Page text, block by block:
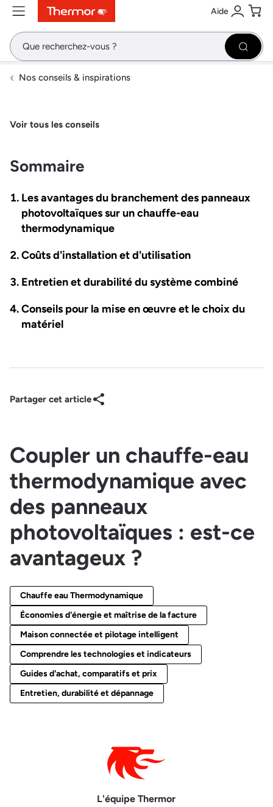
ContenuMenuRecherche Aide
Se
Nos conseils & inspirations
Voir tous les conseils
Sommaire
Les avantages du branchement des panneaux
photovoltaïques sur un chauffe-eau
thermodynamique
Coûts d'installation et d'utilisation
Entretien et durabilité du système combiné
Conseils pour la mise en œuvre et le choix du
matériel
Partager cet article
Coupler un chauffe-eau
thermodynamique avec
des panneaux
photovoltaïques : est-ce
avantageux ?
Chauffe eau Thermodynamique
Économies d'énergie et maîtrise de la facture
Maison connectée et pilotage intelligent
Comprendre les technologies et indicateurs
Guides d'achat, comparatifs et prix
Entretien, durabilité et dépannage
L'équipe Thermor